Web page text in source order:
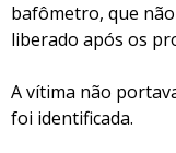
bafômetro, que
liberado após os
A vítima não
foi identificada.